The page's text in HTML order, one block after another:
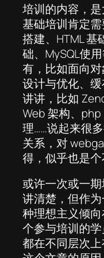
培训的内容，是
基础培训肯定
搭建、HTML 基
础、MySQL使
有，比如面向
设计与优化、
讲讲，比如
Web 架构、
理……说起来很
关系，对
得，似乎也是个
或许一次或一
讲清楚，但作
种理想主义倾
个参与培训的
都在不同层次